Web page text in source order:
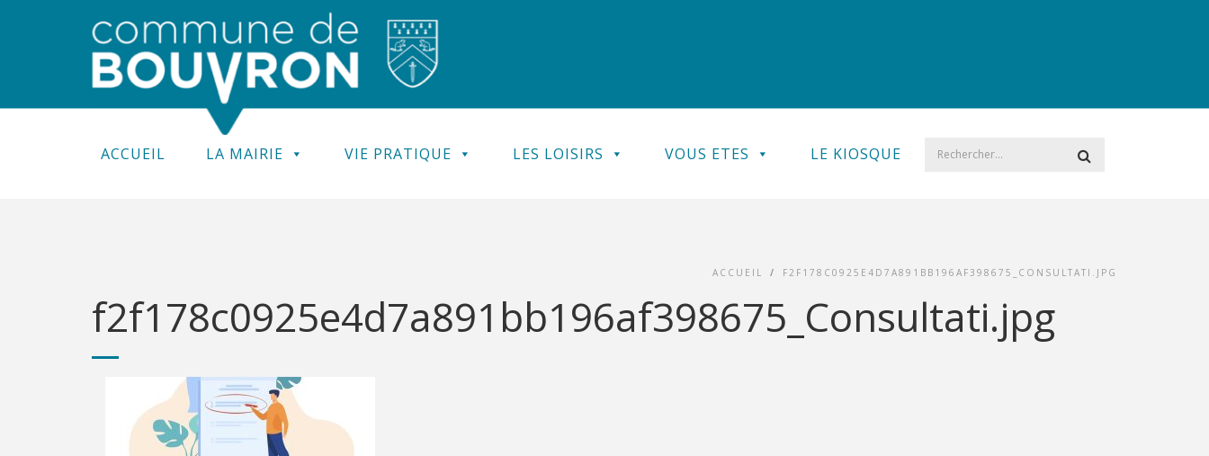
ACCUEIL LA MAIRIE VIE PRATIQUE LES LOISIRS VOUS ETES LE KIOSQUE
ACCUEIL / F2F178C0925E4D7A891BB196AF398675_CONSULTATI.JPG
f2f178c0925e4d7a891bb196af398675_Consultati.jpg